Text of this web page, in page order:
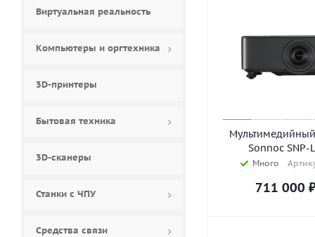
Sonnoc SNP-
Много
711 000 ₽
Виртуальная реальность
Компьютеры и оргтехника
3D-принтеры
Бытовая техника
3D-сканеры
Станки с ЧПУ
Средства связи